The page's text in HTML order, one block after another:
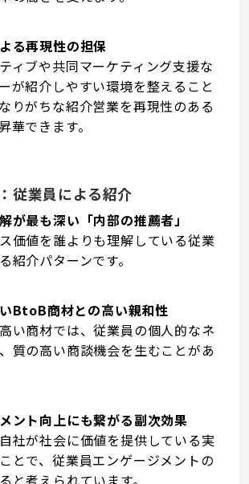
る再現性の担保
ィブや共同マーケティング支援な
が紹介しやすい環境を整えること
りがちな紹介営業を再現性のある
華できます。
従業員による紹介
が最も深い「内部の推薦者」
価値を誰よりも理解している従業
紹介パターンです。
BtoB商材との高い親和性
い商材では、従業員の個人的なネ
質の高い商談機会を生むことがあ
ント向上にも繋がる副次効果
社が社会に価値を提供している実
とで、従業員エンゲージメントの
と考えられています。